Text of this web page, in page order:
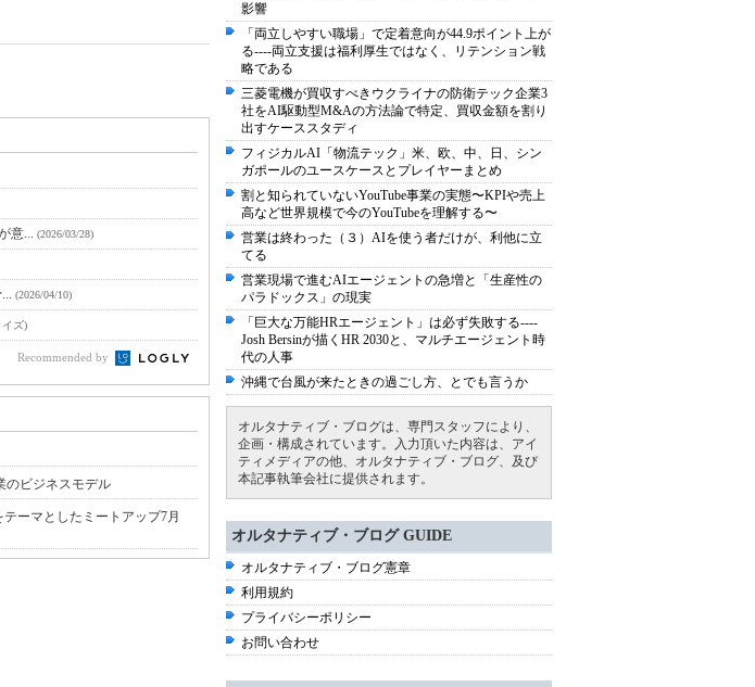
意... (2026/03/28)
(2026/04/10)
イズ)
Recommended by
のビジネスモデル
ーマとしたミートアップ7月
影響
「両立しやすい職場」で定着意向が44.9ポイント上が
る----両立支援は福利厚生ではなく、リテンション戦
略である
三菱電機が買収すべきウクライナの防衛テック企業3
社をAI駆動型M&Aの方法論で特定、買収金額を割り
出すケーススタディ
フィジカルAI「物流テック」米、欧、中、日、シン
ガポールのユースケースとプレイヤーまとめ
割と知られていないYouTube事業の実態〜KPIや売上
高など世界規模で今のYouTubeを理解する〜
営業は終わった（３）AIを使う者だけが、利他に立
てる
営業現場で進むAIエージェントの急増と「生産性の
パラドックス」の現実
「巨大な万能HRエージェント」は必ず失敗する----
Josh Bersinが描くHR 2030と、マルチエージェント時
代の人事
沖縄で台風が来たときの過ごし方、とでも言うか
オルタナティブ・ブログは、専門スタッフにより、
企画・構成されています。入力頂いた内容は、アイ
ティメディアの他、オルタナティブ・ブログ、及び
本記事執筆会社に提供されます。
オルタナティブ・ブログ GUIDE
オルタナティブ・ブログ憲章
利用規約
プライバシーポリシー
お問い合わせ